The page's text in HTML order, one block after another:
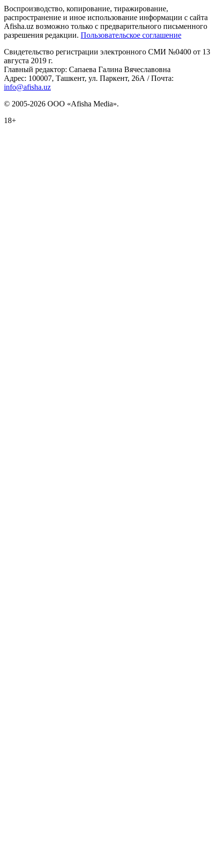
Воспроизводство, копирование, тиражирование,
распространение и иное использование информации с сайта
Afisha.uz возможно только с предварительного письменного
разрешения редакции. Пользовательское соглашение
Свидетельство регистрации электронного СМИ №0400 от 13
августа 2019 г.
Главный редактор: Сапаева Галина Вячеславовна
Адрес: 100007, Ташкент, ул. Паркент, 26А / Почта:
info@afisha.uz
© 2005-2026 ООО «Afisha Media».
18+